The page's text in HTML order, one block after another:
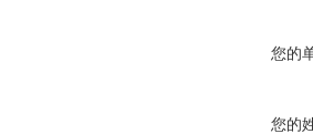
您的
您的